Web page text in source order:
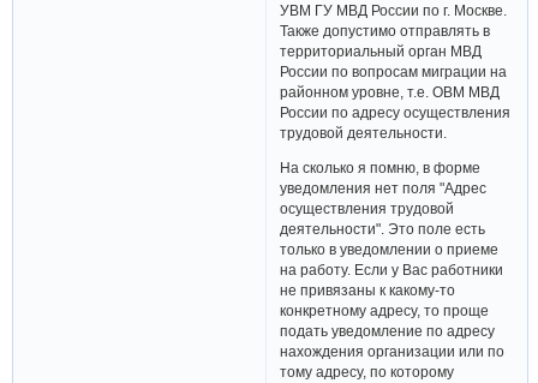
УВМ ГУ МВД России по г. Москве.
Также допустимо отправлять в
территориальный орган МВД
России по вопросам миграции на
районном уровне, т.е. ОВМ МВД
России по адресу осуществления
трудовой деятельности.
На сколько я помню, в форме
уведомления нет поля "Адрес
осуществления трудовой
деятельности". Это поле есть
только в уведомлении о приеме
на работу. Если у Вас работники
не привязаны к какому-то
конкретному адресу, то проще
подать уведомление по адресу
нахождения организации или по
тому адресу, по которому